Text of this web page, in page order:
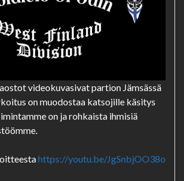
videokuvasivat partion Jämsässä
on muodostaa katsojille käsitys
on ja rohkaista ihmisiä
https://youtu.be/JgSnbjOO38o